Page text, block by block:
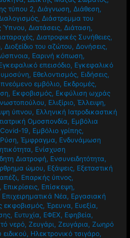
τύπου 2, Διάγνωση, Διάθεση,
, Διάστρεμμα του
Ύπνου, Διατάσεις, Διάταση,
, Διατροφικές Συνήθειες,
, Διοξείδιο του αζώτου, Δονήσεις,
, Εαρινή κόπωση,
επεισόδιο, Εγκεφαλικό
, Εθελοντισμός, Ειδήσεις,
εμβόλιο, Εκδρομές,
, Εκφοβισμός, Εκφύλιση ωχράς
, Ελιξίριο,Έλλειψη,
ύπνου, Ελληνική Ιατροδικαστική
Ομοσπονδία, Εμβόλια
19, Εμβόλιο γρίπης,
,Έμφραγμα, Ενδυνάμωση
, Ενίσχυση
Διατροφή, Ενσυνειδητότητα,
ώμου, Εξάψεις, Εξεταστική
, Επαρκής ύπνος,
, Επικρίσεις, Επίσκεψη,
Επιχειρηματικά Νέα, Εργασιακή
εκφοβισμός,Έρευνα, Ευεξία,
, Ευτυχία, ΕΦΕΧ, Εφηβεία,
νερό,Ζευγάρι,Ζευγάρια,Ζωηρό
, Ηλεκτρονικό τσιγάρο,